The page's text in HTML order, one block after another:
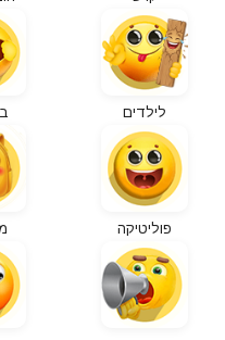
לילדים
פוליטיקה